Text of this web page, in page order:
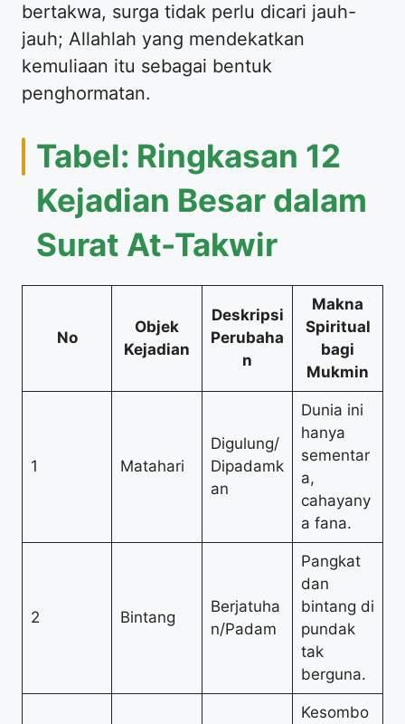
bertakwa, surga tidak perlu dicari jauh-
jauh; Allahlah yang mendekatkan
kemuliaan itu sebagai bentuk
penghormatan.
Tabel: Ringkasan 12
Kejadian Besar dalam
Surat At-Takwir
No
Objek
Kejadian
Deskripsi
Perubaha
n
Makna
Spiritual
bagi
Mukmin
1 Matahari
Digulung/
Dipadamk
an
Dunia ini
hanya
sementar
a,
cahayany
a fana.
2 Bintang
Berjatuha
n/Padam
Pangkat
dan
bintang di
pundak
tak
berguna.
Kesombo